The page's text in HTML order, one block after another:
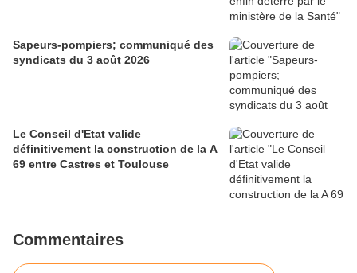
Sapeurs-pompiers; communiqué des
syndicats du 3 août 2026
Le Conseil d'Etat valide
définitivement la construction de la A
69 entre Castres et Toulouse
Commentaires